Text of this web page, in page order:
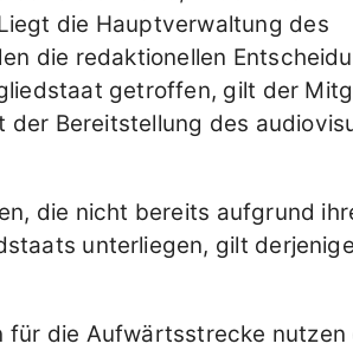
die Hauptverwaltung des
die redaktionellen
getroffen, gilt der
der Bereitstellung des
die nicht bereits aufgrund
unterliegen, gilt derjenige
für die Aufwärtsstrecke nutzen